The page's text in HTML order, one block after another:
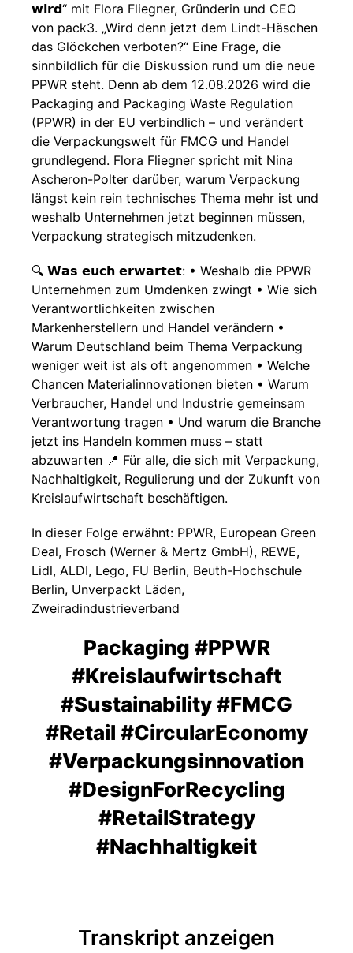
𝘄𝗶𝗿𝗱“ mit Flora Fliegner, Gründerin und CEO
von pack3. „Wird denn jetzt dem Lindt-Häschen
das Glöckchen verboten?“ Eine Frage, die
sinnbildlich für die Diskussion rund um die neue
PPWR steht. Denn ab dem 12.08.2026 wird die
Packaging and Packaging Waste Regulation
(PPWR) in der EU verbindlich – und verändert
die Verpackungswelt für FMCG und Handel
grundlegend. Flora Fliegner spricht mit Nina
Ascheron-Polter darüber, warum Verpackung
längst kein rein technisches Thema mehr ist und
weshalb Unternehmen jetzt beginnen müssen,
Verpackung strategisch mitzudenken.
🔍 𝗪𝗮𝘀 𝗲𝘂𝗰𝗵 𝗲𝗿𝘄𝗮𝗿𝘁𝗲𝘁: • Weshalb die PPWR
Unternehmen zum Umdenken zwingt • Wie sich
Verantwortlichkeiten zwischen
Markenherstellern und Handel verändern •
Warum Deutschland beim Thema Verpackung
weniger weit ist als oft angenommen • Welche
Chancen Materialinnovationen bieten • Warum
Verbraucher, Handel und Industrie gemeinsam
Verantwortung tragen • Und warum die Branche
jetzt ins Handeln kommen muss – statt
abzuwarten 📍 Für alle, die sich mit Verpackung,
Nachhaltigkeit, Regulierung und der Zukunft von
Kreislaufwirtschaft beschäftigen.
In dieser Folge erwähnt: PPWR, European Green
Deal, Frosch (Werner & Mertz GmbH), REWE,
Lidl, ALDI, Lego, FU Berlin, Beuth-Hochschule
Berlin, Unverpackt Läden,
Zweiradindustrieverband
Packaging #PPWR
#Kreislaufwirtschaft
#Sustainability #FMCG
#Retail #CircularEconomy
#Verpackungsinnovation
#DesignForRecycling
#RetailStrategy
#Nachhaltigkeit
Transkript anzeigen